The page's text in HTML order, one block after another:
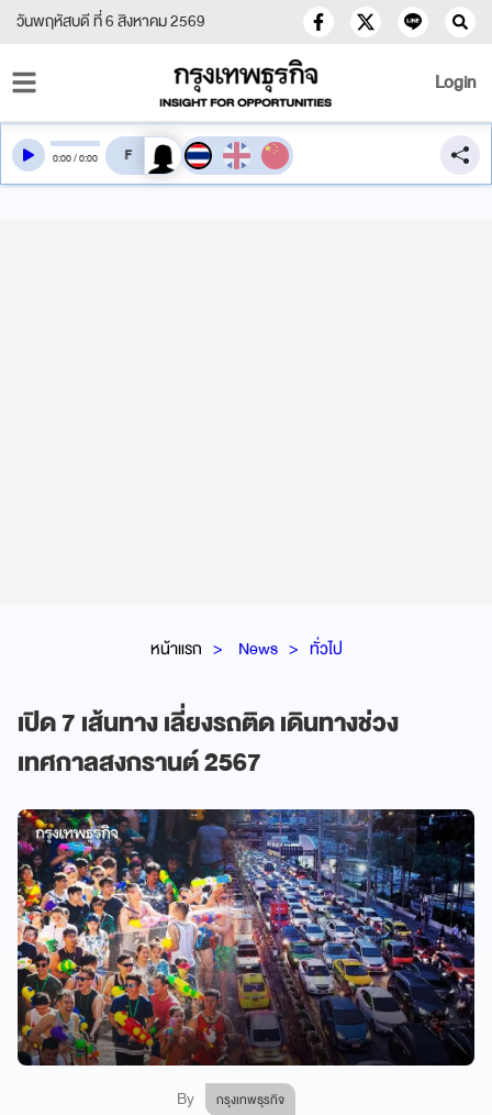
วันพฤหัสบดี ที่ 6 สิงหาคม 2569
Login
หน้าแรก News ทั่วไป
เปิด 7 เส้นทาง เลี่ยงรถติด เดินทางช่วง
เทศกาลสงกรานต์ 2567
By กรุงเทพธุรกิจ
0:00/0:00 สลับเสียงอ่าน